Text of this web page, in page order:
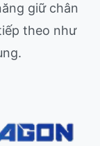
giữ chân
theo như